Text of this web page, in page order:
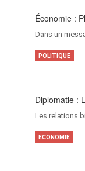
Économie :
Dans un
Diplomatie :
Les relations
POLITIQUE
ECONOMIE